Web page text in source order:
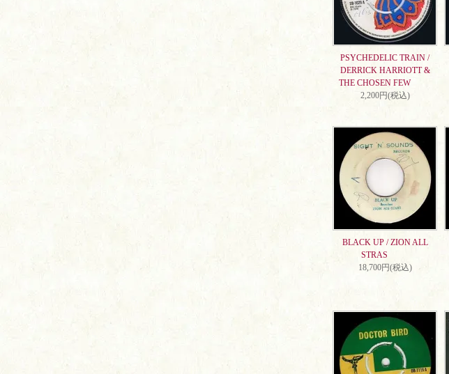
PSYCHEDELIC TRAIN /
DERRICK HARRIOTT &
THE CHOSEN FEW
2,200円(税込)
BLACK UP / ZION ALL
STRAS
18,700円(税込)